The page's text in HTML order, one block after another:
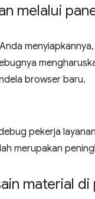
melalui
browser baru.
pekerja
merupakan
material di